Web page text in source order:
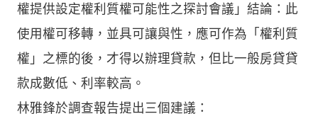
權提供設定權利質權可能性之探討會議」結論：此
使用權可移轉，並具可讓與性，應可作為「權利質
權」之標的後，才得以辦理貸款，但比一般房貸貸
款成數低、利率較高。
林雅鋒於調查報告提出三個建議：